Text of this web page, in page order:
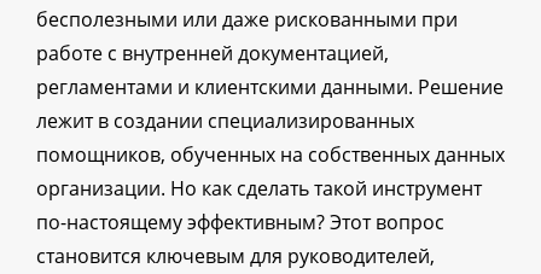
бесполезными или даже рискованными при
работе с внутренней документацией,
регламентами и клиентскими данными. Решение
лежит в создании специализированных
помощников, обученных на собственных данных
организации. Но как сделать такой инструмент
по-настоящему эффективным? Этот вопрос
становится ключевым для руководителей,